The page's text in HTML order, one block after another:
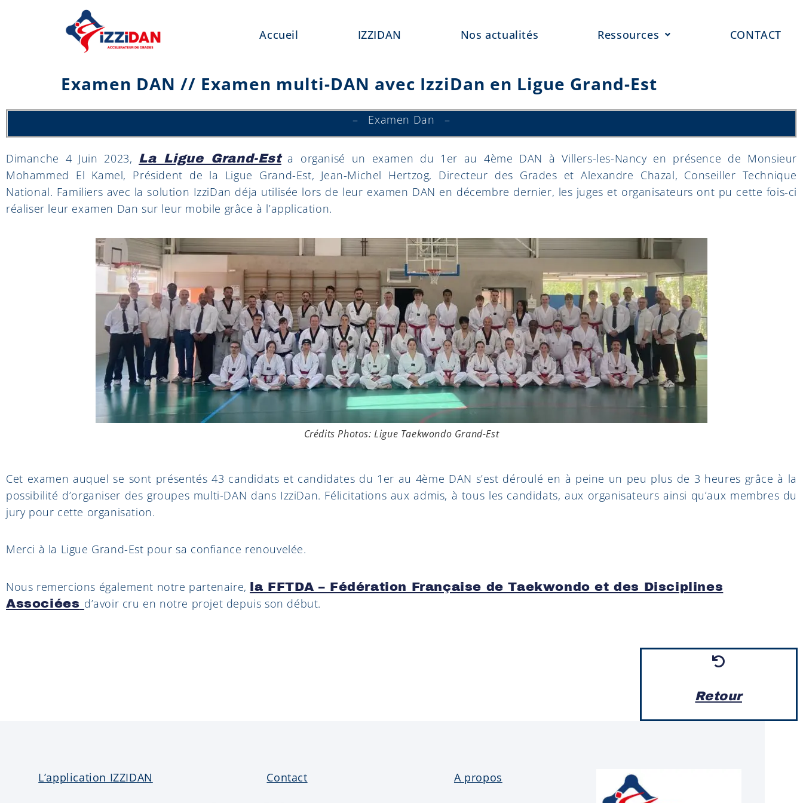
Accueil IZZIDAN Nos actualités Ressources CONTACT
Examen DAN // Examen multi-DAN avec IzziDan en Ligue Grand-Est
– Examen Dan –
Dimanche 4 Juin 2023, La Ligue Grand-Esta organisé un examen du 1er au 4ème DAN à Villers-les-Nancy en présence de Monsieur
Mohammed El Kamel, Président de la Ligue Grand-Est, Jean-Michel Hertzog, Directeur des Grades et Alexandre Chazal, Conseiller Technique
National. Familiers avec la solution IzziDan déja utilisée lors de leur examen DAN en décembre dernier, les juges et organisateurs ont pu cette fois-ci
réaliser leur examen Dan sur leur mobile grâce à l’application.
Crédits Photos: Ligue Taekwondo Grand-Est
Cet examen auquel se sont présentés 43 candidats et candidates du 1er au 4ème DAN s’est déroulé en à peine un peu plus de 3 heures grâce à la
possibilité d’organiser des groupes multi-DAN dans IzziDan. Félicitations aux admis, à tous les candidats, aux organisateurs ainsi qu’aux membres du
jury pour cette organisation.
Merci à la Ligue Grand-Est pour sa confiance renouvelée.
Nous remercions également notre partenaire, la FFTDA – Fédération Française de Taekwondo et des Disciplines
Associées d’avoir cru en notre projet depuis son début.
Retour
L’application IZZIDAN Contact A propos